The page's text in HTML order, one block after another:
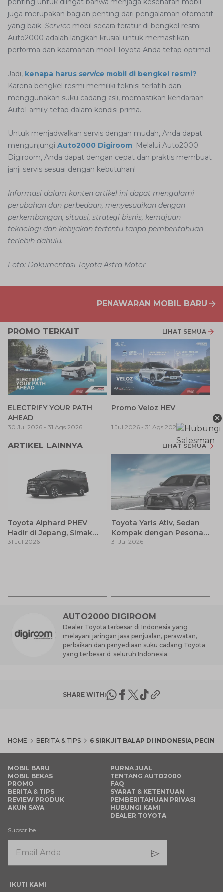
penting untuk diingat bahwa menjaga kesehatan mobil
juga merupakan bagian penting dari pengalaman otomotif
yang baik. Service mobil secara teratur di bengkel resmi
Auto2000 adalah langkah krusial untuk memastikan
performa dan keamanan mobil Toyota Anda tetap optimal.
Jadi, kenapa harus service mobil di bengkel resmi?
Karena bengkel resmi memiliki teknisi terlatih dan
menggunakan suku cadang asli, memastikan kendaraan
AutoFamily tetap dalam kondisi prima.
Untuk menjadwalkan servis dengan mudah, Anda dapat
mengunjungi Auto2000 Digiroom. Melalui Auto2000
Digiroom, Anda dapat dengan cepat dan praktis membuat
janji servis sesuai dengan kebutuhan!
Informasi dalam konten artikel ini dapat mengalami
perubahan dan perbedaan, menyesuaikan dengan
perkembangan, situasi, strategi bisnis, kemajuan
teknologi dan kebijakan tertentu tanpa pemberitahuan
terlebih dahulu.
Foto: Dokumentasi Toyota Astra Motor
PENAWARAN MOBIL BARU
PROMO TERKAIT LIHAT SEMUA
ELECTRIFY YOUR PATH
AHEAD
30 Jul 2026 - 31 Ags 2026
Promo Veloz HEV
1 Jul 2026 - 31 Ags 2026
1
ARTIKEL LAINNYA LIHAT SEMUA
Toyota Alphard PHEV
Hadir di Jepang, Simak
Pembaruan dan Fitur
31 Jul 2026
Toyota Yaris Ativ, Sedan
Kompak dengan Pesona
Modern
31 Jul 2026
AUTO2000 DIGIROOM
Dealer Toyota terbesar di Indonesia yang
melayani jaringan jasa penjualan, perawatan,
perbaikan dan penyediaan suku cadang Toyota
yang terbesar di seluruh Indonesia.
SHARE WITH:
HOME BERITA & TIPS 6 SIRKUIT BALAP DI INDONESIA,
×
MOBIL BARU
MOBIL BEKAS
PROMO
BERITA & TIPS
REVIEW PRODUK
AKUN SAYA
PURNA JUAL
TENTANG AUTO2000
FAQ
SYARAT & KETENTUAN
PEMBERITAHUAN PRIVASI
HUBUNGI KAMI
DEALER TOYOTA
Subscribe
IKUTI KAMI